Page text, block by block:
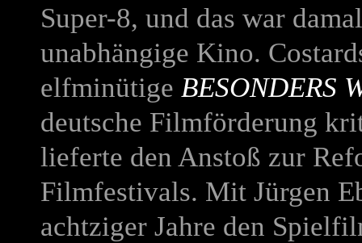
Super-8, und das war
unabhängige Kino.
elfminütige BESONDERS
deutsche Filmförderung
lieferte den Anstoß zur
Filmfestivals. Mit Jürgen
achtziger Jahre den